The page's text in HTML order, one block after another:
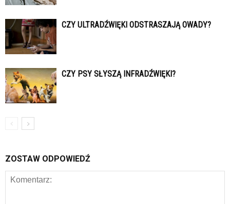
CZY ULTRADŹWIĘKI ODSTRASZAJĄ OWADY?
CZY PSY SŁYSZĄ INFRADŹWIĘKI?
ZOSTAW ODPOWIEDŹ